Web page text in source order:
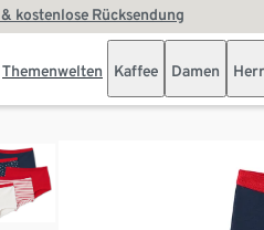
kostenlose Rücksendung
Themenwelten Kaffee Damen